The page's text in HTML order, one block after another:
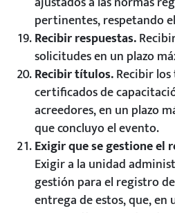
pertinentes, respetando
Recibir respuestas.
solicitudes en un plazo
Recibir títulos.Recibir
certificados de
acreedores, en un plazo
que concluyo el evento.
Exigir que se gestione el
Exigir a la unidad
gestión para el registro
entrega de estos, que, en